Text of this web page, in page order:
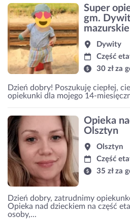
Super
gm.
mazurskie
Dywity
Część
30 zł za
Dzień dobry! Poszukuję ciepłej,
opiekunki dla mojego 14-
Opieka
Olsztyn
Olsztyn
Część
35 zł za
Dzień dobry, zatrudnimy
Opieka nad dzieckiem na część
osoby,...